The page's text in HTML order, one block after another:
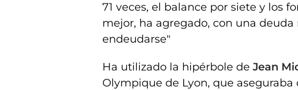
71 veces, el balance por siete y los
mejor, ha agregado, con una deuda
endeudarse"
Ha utilizado la hipérbole de Jean
Olympique de Lyon, que aseguraba